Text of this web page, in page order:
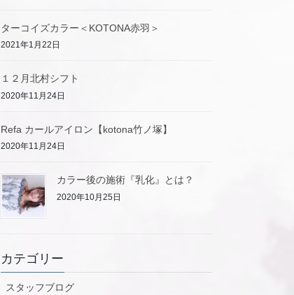
ターコイズカラー＜KOTONA赤羽＞
2021年1月22日
１２月北村シフト
2020年11月24日
Refa カールアイロン【kotona竹ノ塚】
2020年11月24日
カラー後の施術『乳化』とは？
2020年10月25日
カテゴリー
スタッフブログ